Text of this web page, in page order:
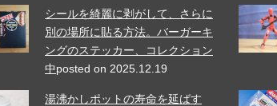
シールを綺麗に剥がして、さらに
別の場所に貼る方法。バーガーキ
ングのステッカー、コレクション
中posted on 2025.12.19
湯沸かしポットの寿命を延ばす